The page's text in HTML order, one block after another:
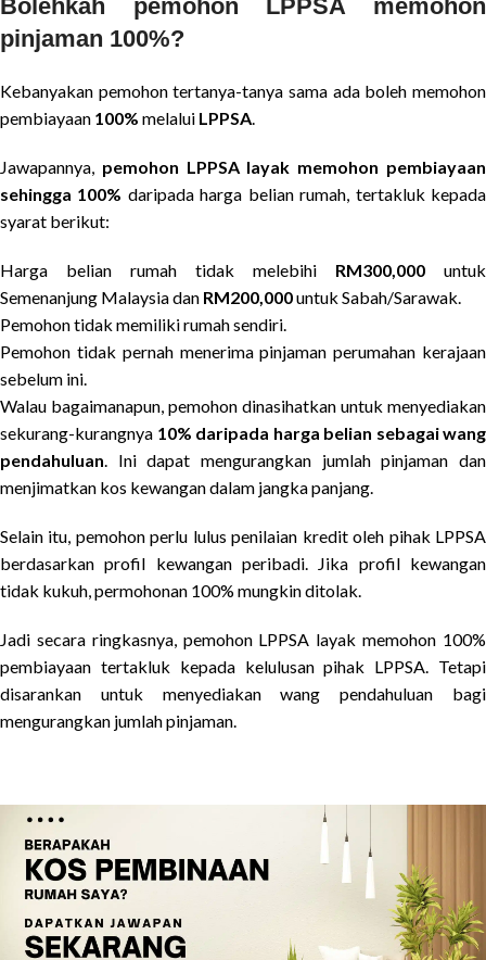
Bolehkah pemohon LPPSA memohon
pinjaman 100%?
Kebanyakan pemohon tertanya-tanya sama ada boleh memohon
pembiayaan 100% melalui LPPSA.
Jawapannya, pemohon LPPSA layak memohon pembiayaan
sehingga 100% daripada harga belian rumah, tertakluk kepada
syarat berikut:
Harga belian rumah tidak melebihi RM300,000 untuk
Semenanjung Malaysia dan RM200,000untuk Sabah/Sarawak.
Pemohon tidak memiliki rumah sendiri.
Pemohon tidak pernah menerima pinjaman perumahan kerajaan
sebelum ini.
Walau bagaimanapun, pemohon dinasihatkan untuk menyediakan
sekurang-kurangnya 10% daripada harga belian sebagai wang
pendahuluan. Ini dapat mengurangkan jumlah pinjaman dan
menjimatkan kos kewangan dalam jangka panjang.
Selain itu, pemohon perlu lulus penilaian kredit oleh pihak LPPSA
berdasarkan profil kewangan peribadi. Jika profil kewangan
tidak kukuh, permohonan 100% mungkin ditolak.
Jadi secara ringkasnya, pemohon LPPSA layak memohon 100%
pembiayaan tertakluk kepada kelulusan pihak LPPSA. Tetapi
disarankan untuk menyediakan wang pendahuluan bagi
mengurangkan jumlah pinjaman.